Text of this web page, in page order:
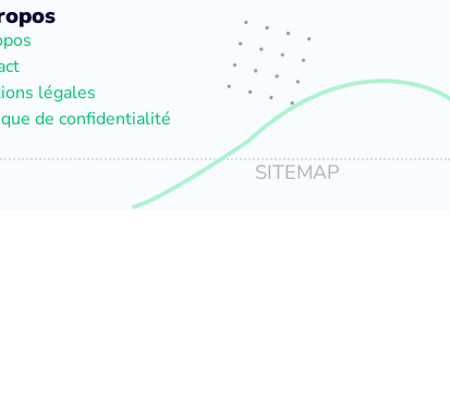
légales
de confidentialité
SITEMAP